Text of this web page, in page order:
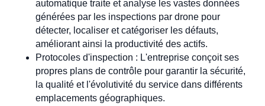
automatique traite et analyse les vastes données
générées par les inspections par drone pour
détecter, localiser et catégoriser les défauts,
améliorant ainsi la productivité des actifs.
Protocoles d'inspection : L'entreprise conçoit ses
propres plans de contrôle pour garantir la sécurité,
la qualité et l'évolutivité du service dans différents
emplacements géographiques.